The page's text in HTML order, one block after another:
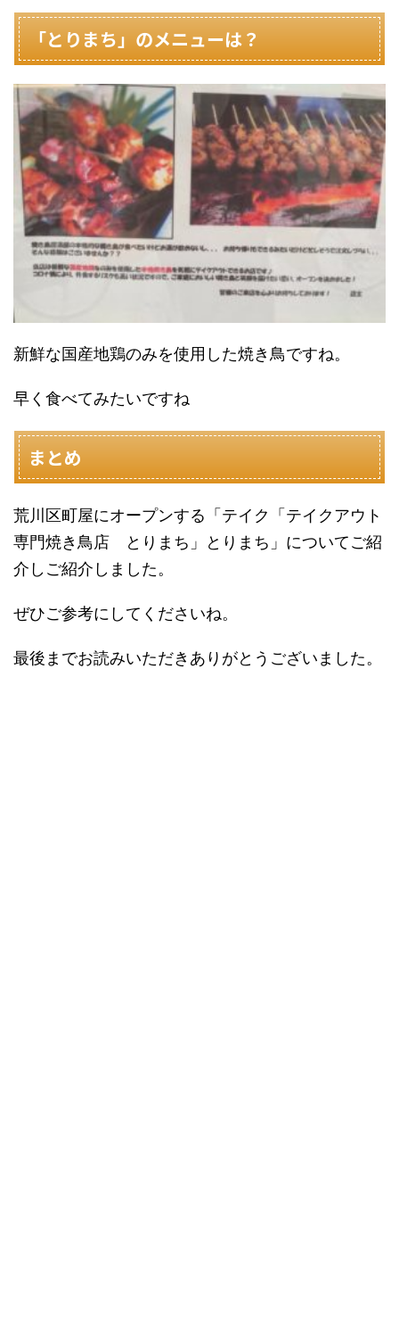
「とりまち」のメニューは？
新鮮な国産地鶏のみを使用した焼き鳥ですね。
早く食べてみたいですね
まとめ
荒川区町屋にオープンする「テイク「テイクアウト
専門焼き鳥店 とりまち」とりまち」についてご紹
介しご紹介しました。
ぜひご参考にしてくださいね。
最後までお読みいただきありがとうございました。